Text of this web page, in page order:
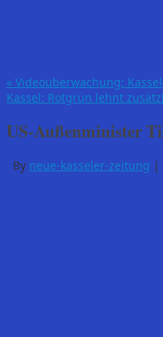
« Videoüberwachung:
Kassel: Rotgrün lehnt
US-Außenminister
By neue-kasseler-zeitung |